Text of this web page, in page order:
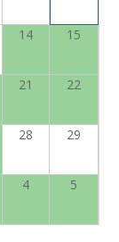
14 15
21 22
28 29
4 5